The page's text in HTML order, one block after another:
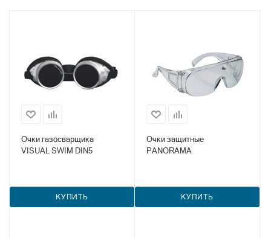
Очки газосварщика
VISUAL SWIM DIN5
КУПИТЬ
Очки защитные
PANORAMA
КУПИТЬ